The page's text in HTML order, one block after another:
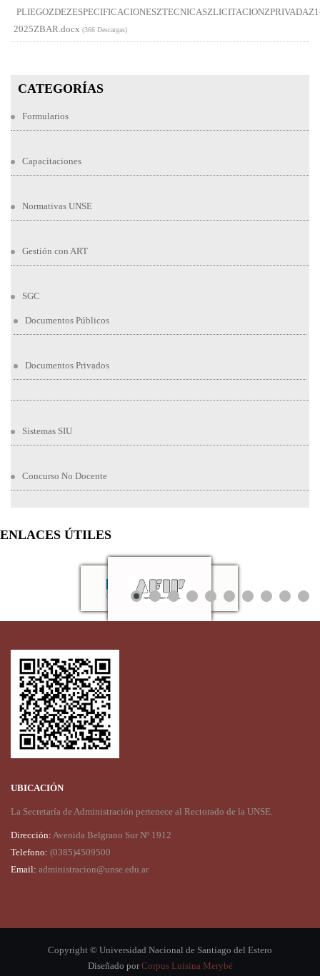
2025ZBAR.docx (366 Descargas)
CATEGORÍAS
Formularios
Capacitaciones
Normativas UNSE
Gestión con ART
SGC
Documentos Públicos
Documentos Privados
Sistemas SIU
Concurso No Docente
ENLACES ÚTILES
UBICACIÓN
La Secretaría de Administración pertenece al Rectorado de la UNSE.
Dirección: Avenida Belgrano Sur Nº 1912
Telefono: (0385)4509500
Email: administracion@unse.edu.ar
Copyright © Universidad Nacional de Santiago del Estero
Diseñado porCorpus Luisina Merybé